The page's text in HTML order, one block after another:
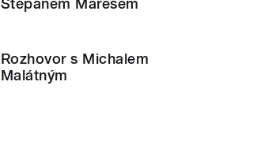
Štěpánem Marešem
Rozhovor s Michalem
Malátným